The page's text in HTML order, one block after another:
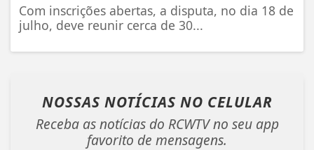
Com inscrições abertas, a disputa, no dia 18 de
julho, deve reunir cerca de 30...
NOSSAS NOTÍCIAS NO CELULAR
Receba as notícias do RCWTV no seu app
favorito de mensagens.